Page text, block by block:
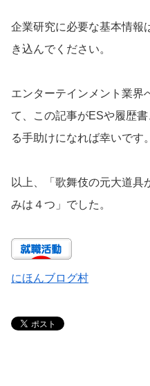
企業研究に必要な基本情報
き込んでください。
エンターテインメント業界
て、この記事がESや履歴
る手助けになれば幸いです。
以上、「歌舞伎の元大道具
みは４つ」でした。
にほんブログ村